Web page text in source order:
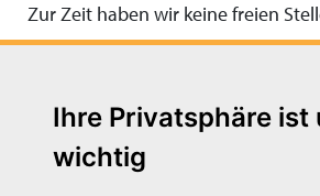
Ihre Privatsphäre ist
wichtig
Zur Zeit haben wir keine freien